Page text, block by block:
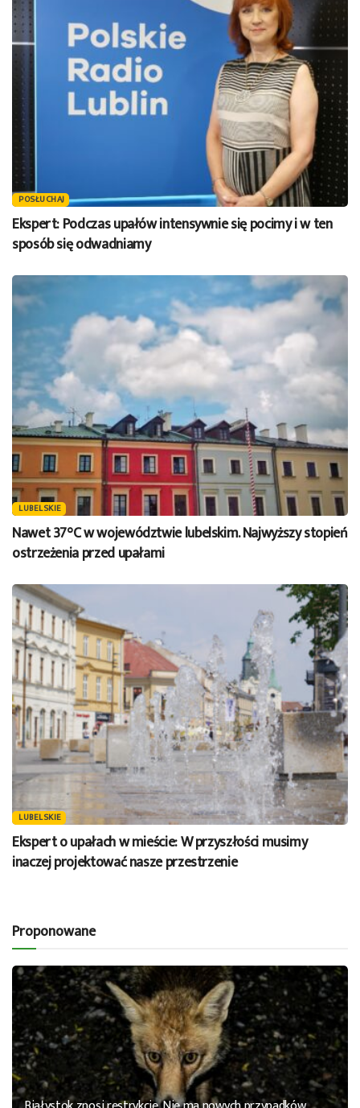
POSŁUCHAJ
Ekspert: Podczas upałów intensywnie się pocimy i w ten
sposób się odwadniamy
LUBELSKIE
Nawet 37°C w województwie lubelskim. Najwyższy stopień
ostrzeżenia przed upałami
LUBELSKIE
Ekspert o upałach w mieście: W przyszłości musimy
inaczej projektować nasze przestrzenie
Proponowane